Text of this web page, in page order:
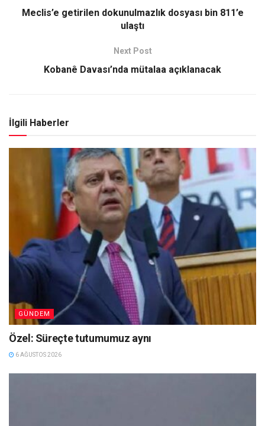
Meclis’e getirilen dokunulmazlık dosyası bin 811’e
ulaştı
Next Post
Kobanê Davası’nda mütalaa açıklanacak
İlgili Haberler
GÜNDEM
Özel: Süreçte tutumumuz aynı
6 AĞUSTOS 2026